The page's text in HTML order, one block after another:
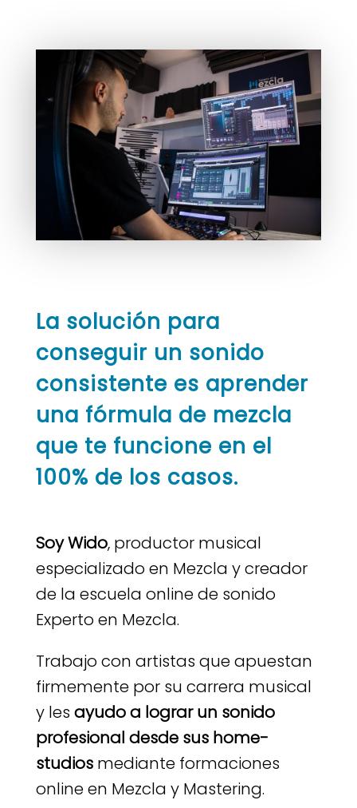
La solución para
conseguir un sonido
consistente es aprender
una fórmula de mezcla
que te funcione en el
100% de los casos.
Soy Wido, productor musical
especializado en Mezcla y creador
de la escuela online de sonido
Experto en Mezcla.
Trabajo con artistas que apuestan
firmemente por su carrera musical
y les ayudo a lograr un sonido
profesional desde sus home-
studiosmediante formaciones
online en Mezcla y Mastering.